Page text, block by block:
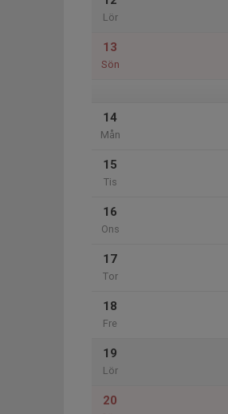
Lör
13
Sön
14
Mån
15
Tis
16
Ons
17
Tor
18
Fre
19
Lör
20